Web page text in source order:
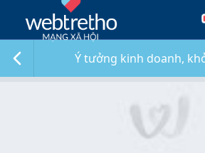
Ý tưởng kinh doanh,